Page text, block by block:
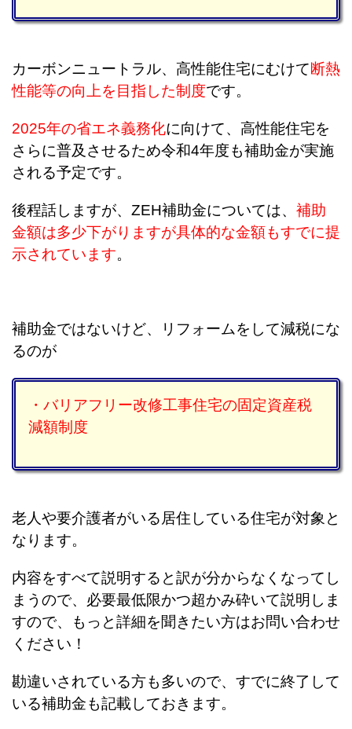
カーボンニュートラル、高性能住宅にむけて断熱
性能等の向上を目指した制度です。
2025年の省エネ義務化に向けて、高性能住宅を
さらに普及させるため令和4年度も補助金が実施
される予定です。
後程話しますが、ZEH補助金については、 補助
金額は多少下がりますが具体的な金額もすでに提
示されています。
補助金ではないけど、リフォームをして減税にな
るのが
・バリアフリー改修工事住宅の固定資産税
減額制度
老人や要介護者がいる居住している住宅が対象と
なります。
内容をすべて説明すると訳が分からなくなってし
まうので、必要最低限かつ超かみ砕いて説明しま
すので、もっと詳細を聞きたい方はお問い合わせ
ください！
勘違いされている方も多いので、すでに終了して
いる補助金も記載しておきます。